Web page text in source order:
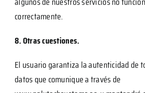
correctamente.
8. Otras cuestiones.
El usuario garantiza la autenticidad de
datos que comunique a través de